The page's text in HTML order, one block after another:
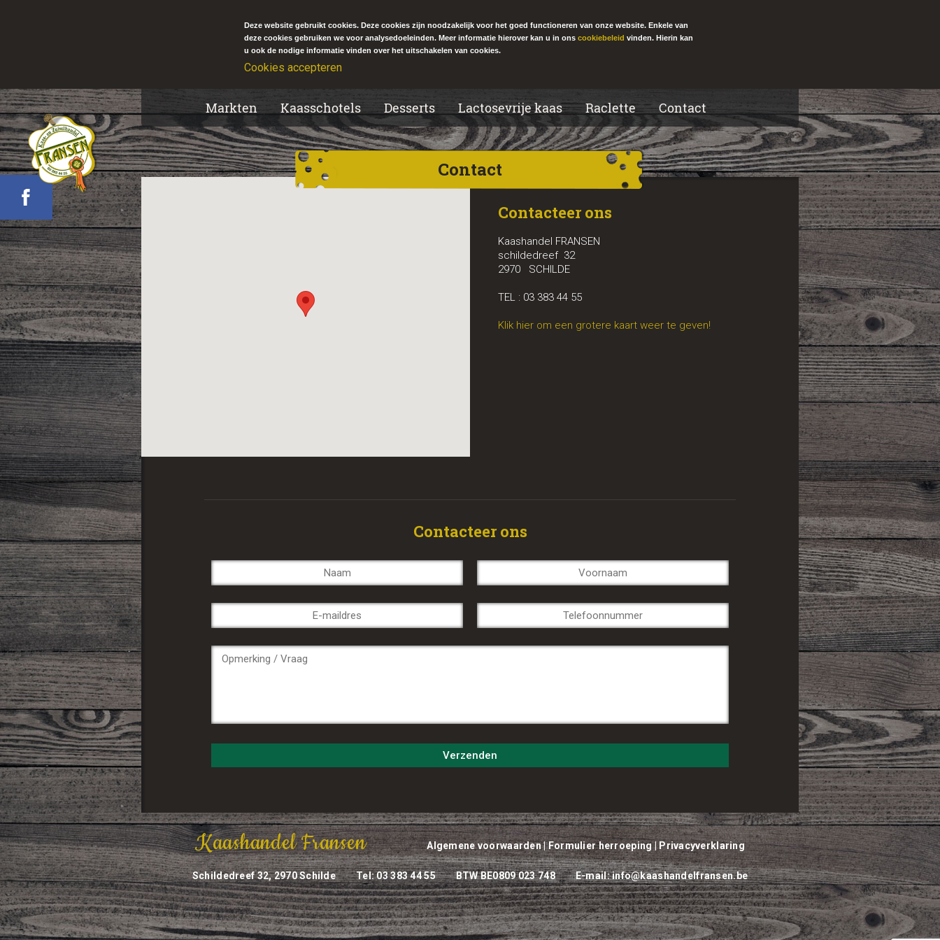
Deze website gebruikt cookies. Deze cookies zijn noodzakelijk voor het goed functioneren van onze website. Enkele van
deze cookies gebruiken we voor analysedoeleinden. Meer informatie hierover kan u in onscookiebeleid vinden. Hierin kan
u ook de nodige informatie vinden over het uitschakelen van cookies.
Cookies accepteren
Markten Kaasschotels Desserts Lactosevrije kaas Raclette Contact
Contact
Contacteer ons
Kaashandel FRANSEN
schildedreef 32
2970 SCHILDE
TEL : 03 383 44 55
Klik hier om een grotere kaart weer te geven!
Contacteer ons
Kaashandel Fransen Algemene voorwaarden|Formulier herroeping|Privacyverklaring
Schildedreef 32, 2970 Schilde Tel: 03 383 44 55 BTW BE0809 023 748 E-mail:info@kaashandelfransen.be